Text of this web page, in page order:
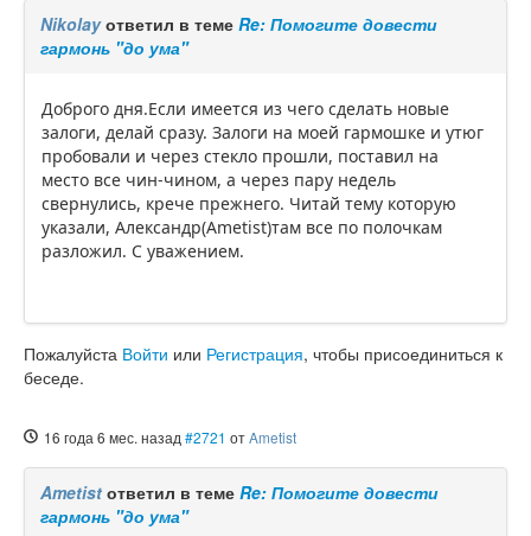
Nikolayответил в теме Re: Помогите довести
гармонь "до ума"
Доброго дня.Если имеется из чего сделать новые
залоги, делай сразу. Залоги на моей гармошке и утюг
пробовали и через стекло прошли, поставил на
место все чин-чином, а через пару недель
свернулись, крече прежнего. Читай тему которую
указали, Александр(Ametist)там все по полочкам
разложил. С уважением.
Пожалуйста Войти или Регистрация, чтобы присоединиться к
беседе.
16 года 6 мес. назад #2721 отAmetist
Ametist ответил в теме Re: Помогите довести
гармонь "до ума"